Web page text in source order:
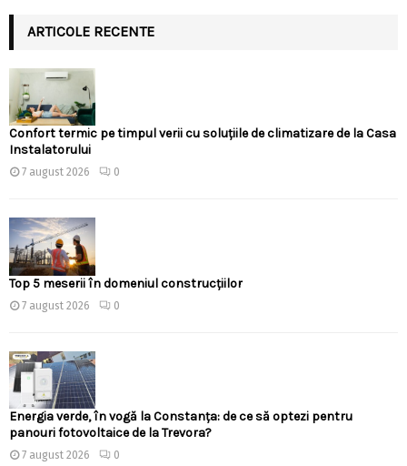
ARTICOLE RECENTE
Confort termic pe timpul verii cu soluțiile de climatizare de la Casa
Instalatorului
7 august 2026 0
Top 5 meserii în domeniul construcțiilor
7 august 2026 0
Energia verde, în vogă la Constanța: de ce să optezi pentru
panouri fotovoltaice de la Trevora?
7 august 2026 0